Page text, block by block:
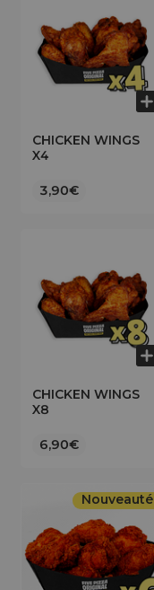
CHICKEN WINGS
X4
3,90€
CHICKEN WINGS
X8
6,90€
Nouveauté